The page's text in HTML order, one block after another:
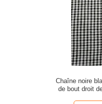
Chaîne noire
de bout droit